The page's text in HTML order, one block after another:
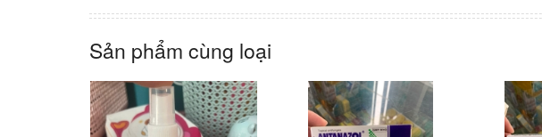
Sản phẩm cùng loại